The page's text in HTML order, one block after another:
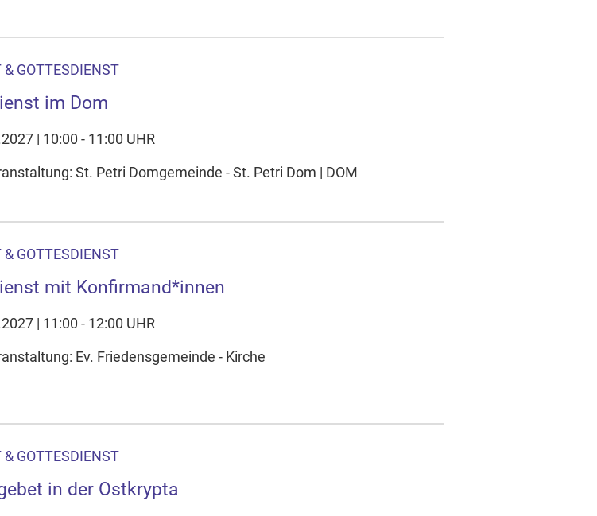
GOTTESDIENST
im Dom
| 10:00 - 11:00 UHR
St. Petri Domgemeinde - St. Petri Dom | DOM
GOTTESDIENST
mit Konfirmand*innen
| 11:00 - 12:00 UHR
Ev. Friedensgemeinde - Kirche
GOTTESDIENST
in der Ostkrypta